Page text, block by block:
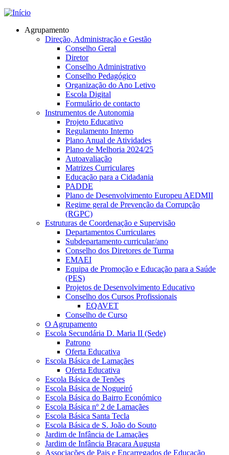
Jump to navigation
Agrupamento
Direção, Administração e Gestão
Conselho Geral
Diretor
Conselho Administrativo
Conselho Pedagógico
Organização do Ano Letivo
Escola Digital
Formulário de contacto
Instrumentos de Autonomia
Projeto Educativo
Regulamento Interno
Plano Anual de Atividades
Plano de Melhoria 2024/25
Autoavaliação
Matrizes Curriculares
Educação para a Cidadania
PADDE
Plano de Desenvolvimento Europeu AEDMII
Regime geral de Prevenção da Corrupção
(RGPC)
Estruturas de Coordenação e Supervisão
Departamentos Curriculares
Subdepartamento curricular/ano
Conselho dos Diretores de Turma
EMAEI
Equipa de Promoção e Educação para a Saúde
(PES)
Projetos de Desenvolvimento Educativo
Conselho dos Cursos Profissionais
EQAVET
Conselho de Curso
O Agrupamento
Escola Secundária D. Maria II (Sede)
Patrono
Oferta Educativa
Escola Básica de Lamaçães
Oferta Educativa
Escola Básica de Tenões
Escola Básica de Nogueiró
Escola Básica do Bairro Económico
Escola Básica nº 2 de Lamaçães
Escola Básica Santa Tecla
Escola Básica de S. João do Souto
Jardim de Infância de Lamaçães
Jardim de Infância Bracara Augusta
Associações de Pais e Encarregados de Educação